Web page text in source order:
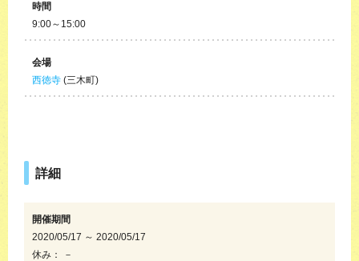
時間
9:00～15:00
会場
西徳寺 (三木町)
詳細
開催期間
2020/05/17 ～ 2020/05/17
休み： －